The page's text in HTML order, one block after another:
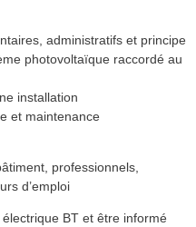
administratifs et principe
photovoltaïque raccordé au
installation
et maintenance
professionnels,
d’emploi
électrique BT et être informé